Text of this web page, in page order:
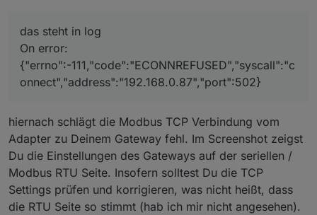
Einstellungen jeweils speichern und den Elfin neu
die Einstellungen wie folgt wählen:
das steht in log
On error:
{"errno":-111,"code":"ECONNREFUSED","syscall":"conne
ct","address":"192.168.0.87","port":502}
das steht in log
On error:
{"errno":-111,"code":"ECONNREFUSED","syscall":"c
onnect","address":"192.168.0.87","port":502}
hiernach schlägt die Modbus TCP Verbindung vom
Adapter zu Deinem Gateway fehl. Im Screenshot zeigst
Du die Einstellungen des Gateways auf der seriellen /
Modbus RTU Seite. Insofern solltest Du die TCP
Settings prüfen und korrigieren, was nicht heißt, dass
die RTU Seite so stimmt (hab ich mir nicht angesehen).